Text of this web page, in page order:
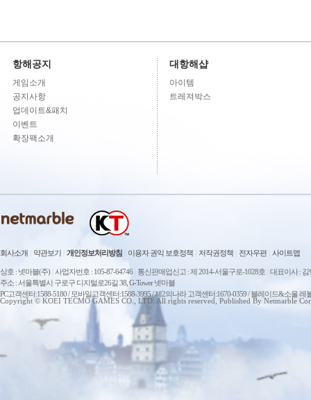
항해공지
게임소개
공지사항
업데이트&패치
이벤트
확장팩소개
대항해샵
아이템
트레져박스
회사소개 약관보기 개인정보처리방침 이용자 권익 보호정책 저작권정책 전자우편 사이트맵
상호 : 넷마블(주) 사업자번호 : 105-87-64746 통신판매업신고 : 제 2014-서울구로-1028호 대표이사 : 김
주소 : 서울특별시 구로구 디지털로26길 38, G-Tower 넷마블
PC고객센터:1588-5180 / 모바일고객센터:1588-3995 / 제2의나라 고객센터:1670-0359 / 블레이드&소울
Copyright © KOEI TECMO GAMES CO., LTD. All rights reserved, Published By Netmarble